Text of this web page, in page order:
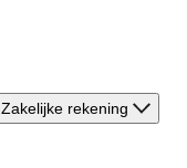
Zakelijke rekening